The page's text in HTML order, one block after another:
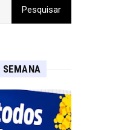
SEMANA